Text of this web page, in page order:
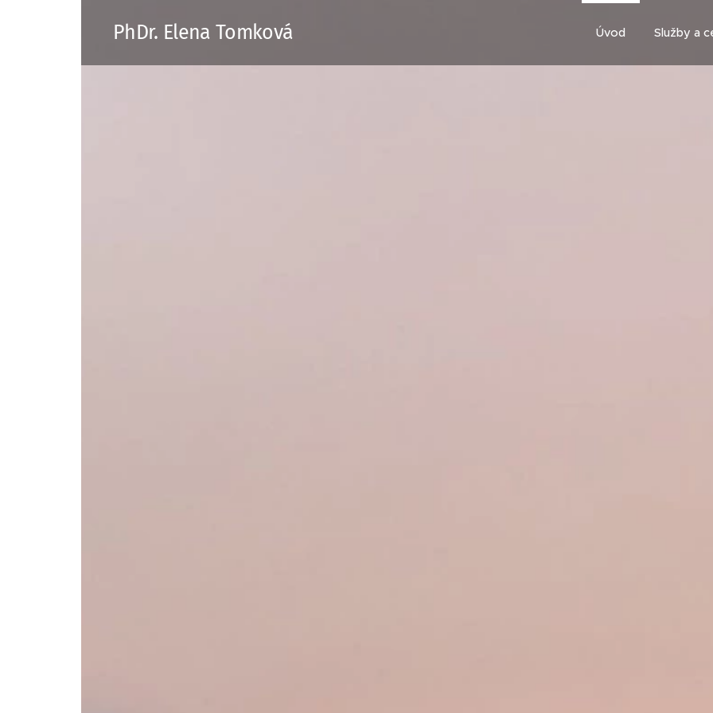
PhDr. Elena Tomková Úvod Služby a